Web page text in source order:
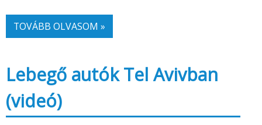
TOVÁBB OLVASOM »
Lebegő autók Tel Avivban
(videó)